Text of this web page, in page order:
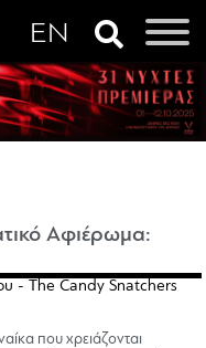
Αφιέρωμα:
- The Candy Snatchers
που χρειάζονται